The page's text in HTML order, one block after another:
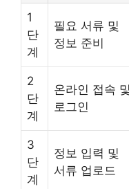
1
단
계
필요 서류 및
정보 준비
2
단
계
온라인 접속 및
로그인
3
단
계
정보 입력 및
서류 업로드